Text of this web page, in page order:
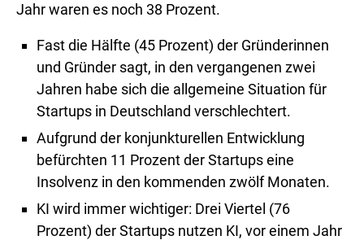
Jahr waren es noch 38 Prozent.
Fast die Hälfte (45 Prozent) der Gründerinnen
und Gründer sagt, in den vergangenen zwei
Jahren habe sich die allgemeine Situation für
Startups in Deutschland verschlechtert.
Aufgrund der konjunkturellen Entwicklung
befürchten 11 Prozent der Startups eine
Insolvenz in den kommenden zwölf Monaten.
KI wird immer wichtiger: Drei Viertel (76
Prozent) der Startups nutzen KI, vor einem Jahr